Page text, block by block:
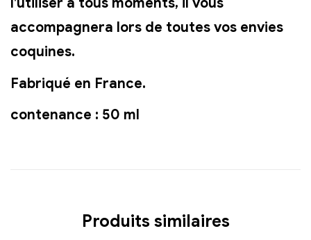
accompagnera lors de toutes vos envies
coquines.
Fabriqué en France.
contenance : 50 ml
Produits similaires